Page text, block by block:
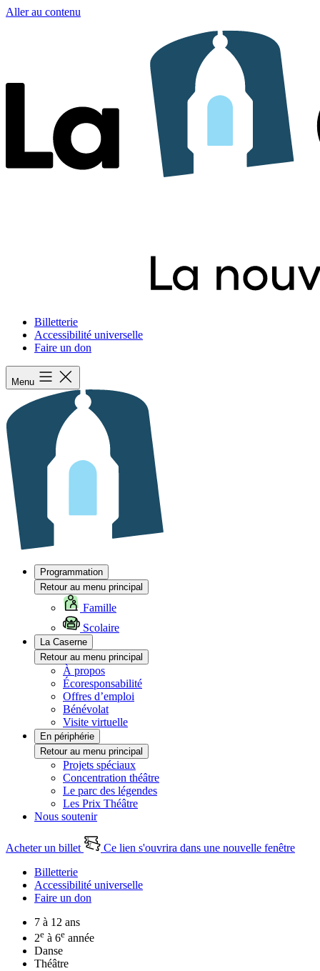
Aller au contenu
Billetterie
Accessibilité universelle
Faire un don
Menu
Programmation
Retour au menu principal
Famille
Scolaire
La Caserne
Retour au menu principal
À propos
Écoresponsabilité
Offres d’emploi
Bénévolat
Visite virtuelle
En périphérie
Retour au menu principal
Projets spéciaux
Concentration théâtre
Le parc des légendes
Les Prix Théâtre
Nous soutenir
Acheter un billet
Ce lien s'ouvrira dans une nouvelle fenêtre
Billetterie
Accessibilité universelle
Faire un don
7 à 12 ans
2e à 6e année
Danse
Théâtre